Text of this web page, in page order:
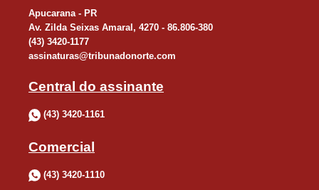
Apucarana - PR
Av. Zilda Seixas Amaral, 4270 - 86.806-380
(43) 3420-1177
assinaturas@tribunadonorte.com
Central do assinante
(43) 3420-1161
Comercial
(43) 3420-1110